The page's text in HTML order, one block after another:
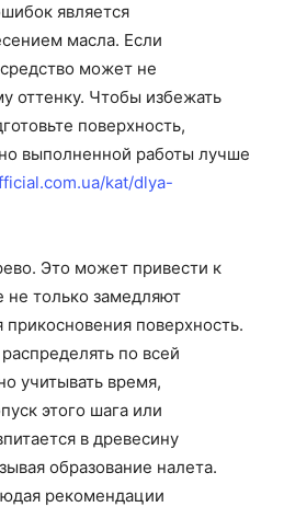
является
масла. Если
может не
оттенку. Чтобы избежать
поверхность,
выполненной работы лучше
kat/dlya-
Это может привести к
не только замедляют
поверхность.
по всей
учитывать время,
этого шага или
в древесину
образование налета.
рекомендации